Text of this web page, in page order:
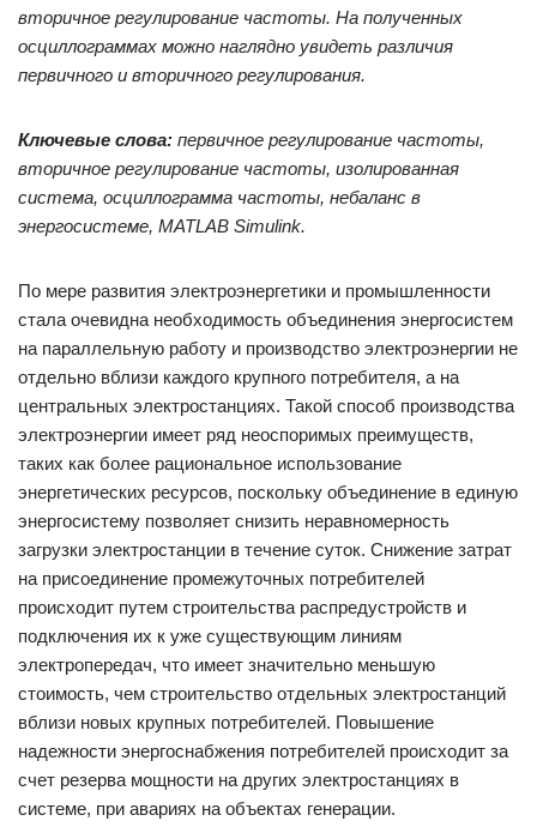
вторичное регулирование частоты. На полученных
осциллограммах можно наглядно увидеть различия
первичного и вторичного регулирования.
Ключевые слова: первичное регулирование частоты,
вторичное регулирование частоты, изолированная
система, осциллограмма частоты, небаланс в
энергосистеме, MATLAB Simulink.
По мере развития электроэнергетики и промышленности
стала очевидна необходимость объединения энергосистем
на параллельную работу и производство электроэнергии не
отдельно вблизи каждого крупного потребителя, а на
центральных электростанциях. Такой способ производства
электроэнергии имеет ряд неоспоримых преимуществ,
таких как более рациональное использование
энергетических ресурсов, поскольку объединение в единую
энергосистему позволяет снизить неравномерность
загрузки электростанции в течение суток. Снижение затрат
на присоединение промежуточных потребителей
происходит путем строительства распредустройств и
подключения их к уже существующим линиям
электропередач, что имеет значительно меньшую
стоимость, чем строительство отдельных электростанций
вблизи новых крупных потребителей. Повышение
надежности энергоснабжения потребителей происходит за
счет резерва мощности на других электростанциях в
системе, при авариях на объектах генерации.